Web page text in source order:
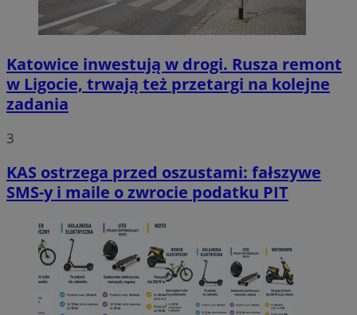
Katowice inwestują w drogi. Rusza remont
w Ligocie, trwają też przetargi na kolejne
zadania
3
KAS ostrzega przed oszustami: fałszywe
SMS-y i maile o zwrocie podatku PIT